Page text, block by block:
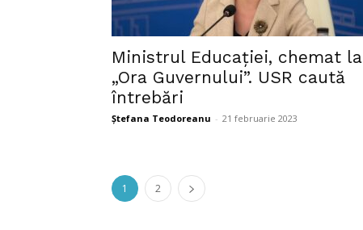
Ministrul Educației, chemat la
„Ora Guvernului”. USR caută
întrebări
Ștefana Teodoreanu - 21 februarie 2023
1 2